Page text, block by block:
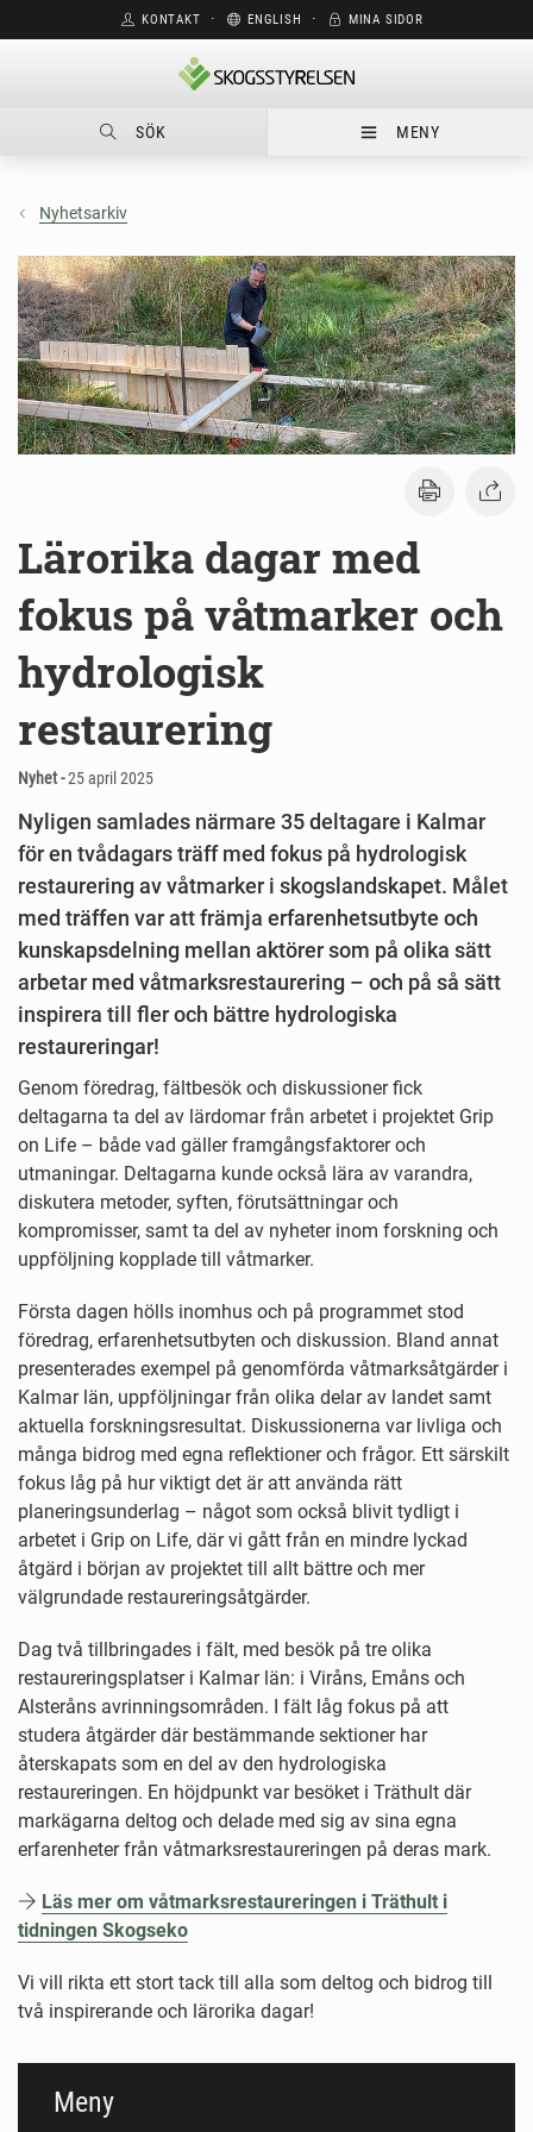
KONTAKT ⋅ ENGLISH ⋅ MINA SIDOR
SÖK MENY
Nyhetsarkiv
Lärorika dagar med
fokus på våtmarker och
hydrologisk
restaurering
Nyhet -25 april 2025
Nyligen samlades närmare 35 deltagare i Kalmar
för en tvådagars träff med fokus på hydrologisk
restaurering av våtmarker i skogslandskapet. Målet
med träffen var att främja erfarenhetsutbyte och
kunskapsdelning mellan aktörer som på olika sätt
arbetar med våtmarksrestaurering – och på så sätt
inspirera till fler och bättre hydrologiska
restaureringar!
Genom föredrag, fältbesök och diskussioner fick
deltagarna ta del av lärdomar från arbetet i projektet Grip
on Life – både vad gäller framgångsfaktorer och
utmaningar. Deltagarna kunde också lära av varandra,
diskutera metoder, syften, förutsättningar och
kompromisser, samt ta del av nyheter inom forskning och
uppföljning kopplade till våtmarker.
Första dagen hölls inomhus och på programmet stod
föredrag, erfarenhetsutbyten och diskussion. Bland annat
presenterades exempel på genomförda våtmarksåtgärder i
Kalmar län, uppföljningar från olika delar av landet samt
aktuella forskningsresultat. Diskussionerna var livliga och
många bidrog med egna reflektioner och frågor. Ett särskilt
fokus låg på hur viktigt det är att använda rätt
planeringsunderlag – något som också blivit tydligt i
arbetet i Grip on Life, där vi gått från en mindre lyckad
åtgärd i början av projektet till allt bättre och mer
välgrundade restaureringsåtgärder.
Dag två tillbringades i fält, med besök på tre olika
restaureringsplatser i Kalmar län: i Viråns, Emåns och
Alsteråns avrinningsområden. I fält låg fokus på att
studera åtgärder där bestämmande sektioner har
återskapats som en del av den hydrologiska
restaureringen. En höjdpunkt var besöket i Träthult där
markägarna deltog och delade med sig av sina egna
erfarenheter från våtmarksrestaureringen på deras mark.
Läs mer om våtmarksrestaureringen i Träthult i
tidningen Skogseko
Vi vill rikta ett stort tack till alla som deltog och bidrog till
två inspirerande och lärorika dagar!
Meny